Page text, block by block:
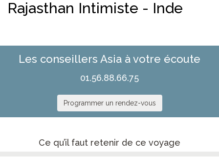
Rajasthan Intimiste - Inde
Les conseillers Asia à votre écoute
01.56.88.66.75
Programmer un rendez-vous
Ce qu’il faut retenir de ce voyage